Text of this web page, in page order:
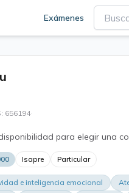
Exámenes
656194·
para elegir una
Isapre Particular
e inteligencia emocional